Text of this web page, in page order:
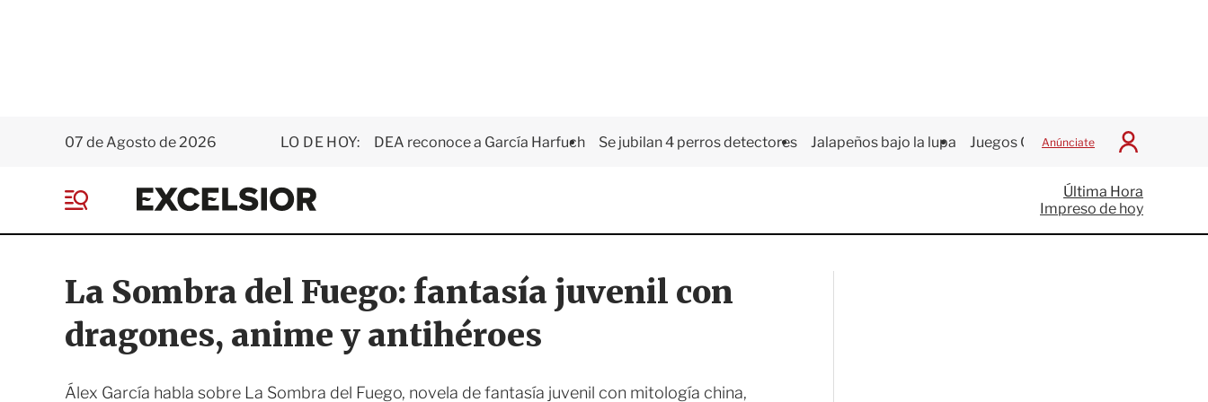
07 de Agosto de 2026 LO DE HOY: DEA reconoce a García Harfuch Se jubilan 4 perros detectores Jalapeños bajo la lupa Juegos Centroamericanos
Anúnciate
I
c
i
a
E
x
e
i
o
e
Última Hora
Impreso de hoy
La Sombra del Fuego: fantasía juvenil con
dragones, anime y antihéroes
Álex García habla sobre La Sombra del Fuego, novela de fantasía juvenil con mitología china,